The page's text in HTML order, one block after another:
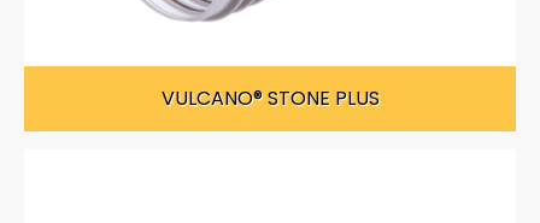
VULCANO® STONE PLUS